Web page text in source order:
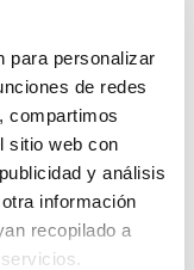
para personalizar
de redes
compartimos
sitio web con
y análisis
información
recopilado a
830 120°